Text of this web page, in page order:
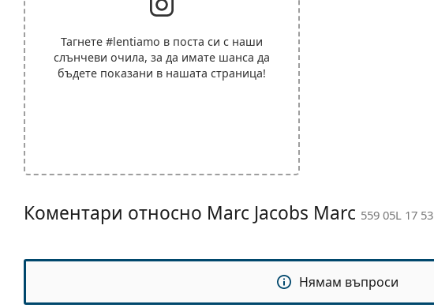
Тагнете #lentiamo в поста си с наши
слънчеви очила, за да имате шанса да
бъдете показани в нашата страница!
Коментари относно Marc Jacobs Marc 559 05L 17 53
Нямам въпроси